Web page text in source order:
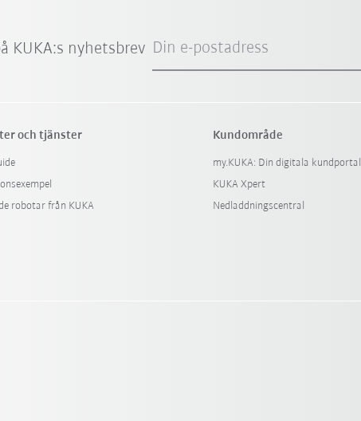
KUKA:s nyhetsbrev Din e-postadress
och tjänster
robotar från KUKA
Kundområde
my.KUKA: Din digitala kundportal
KUKA Xpert
Nedladdningscentral